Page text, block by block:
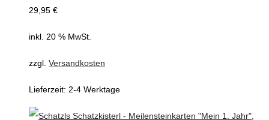
29,95 €
inkl. 20 % MwSt.
zzgl. Versandkosten
Lieferzeit: 2-4 Werktage